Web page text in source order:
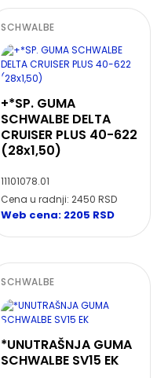
SCHWALBE
+*SP. GUMA
SCHWALBE DELTA
CRUISER PLUS 40-622
(28x1,50)
11101078.01
Cena u radnji: 2450 RSD
Web cena: 2205 RSD
SCHWALBE
*UNUTRAŠNJA GUMA
SCHWALBE SV15 EK